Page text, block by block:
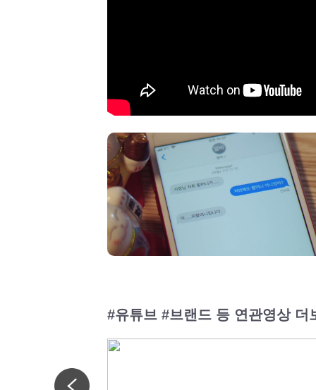
#유튜브 #브랜드 등 연관영상 더